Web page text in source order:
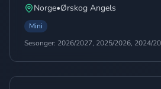
Norge•Ørskog Angels
Mini
Sesonger: 2026/2027, 2025/2026, 2024/